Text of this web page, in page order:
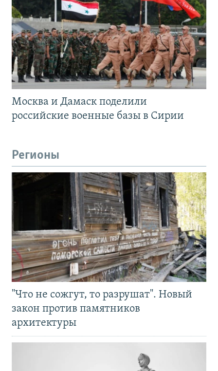
Москва и Дамаск поделили
российские военные базы в Сирии
Регионы
"Что не сожгут, то разрушат". Новый
закон против памятников
архитектуры